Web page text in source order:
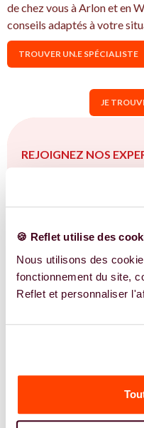
🍪 Reflet utilise des
Nous utilisons des
fonctionnement du site,
Reflet et personnaliser
de chez vous à Arlon et en
conseils adaptés à votre
TROUVER UN.E SPÉCIALISTE
JE
REJOIGNEZ NOS
Vous êtes
trouble de la
femmes et des couples
(PMA, congélation
fertilité naturelle...) à
convaincu.e qu'une